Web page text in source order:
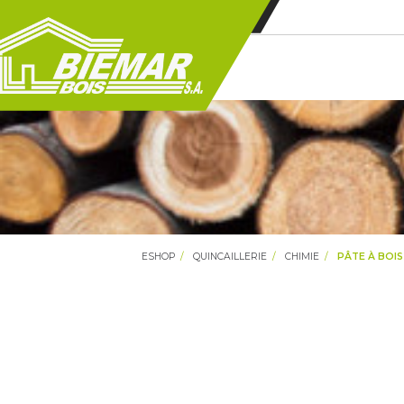
ESHOP QUINCAILLERIE CHIMIE PÂTE À BOIS